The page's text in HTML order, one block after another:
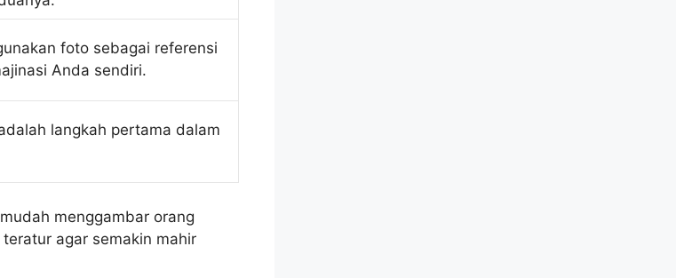
foto sebagai referensi
Anda sendiri.
langkah pertama dalam
menggambar orang
agar semakin mahir